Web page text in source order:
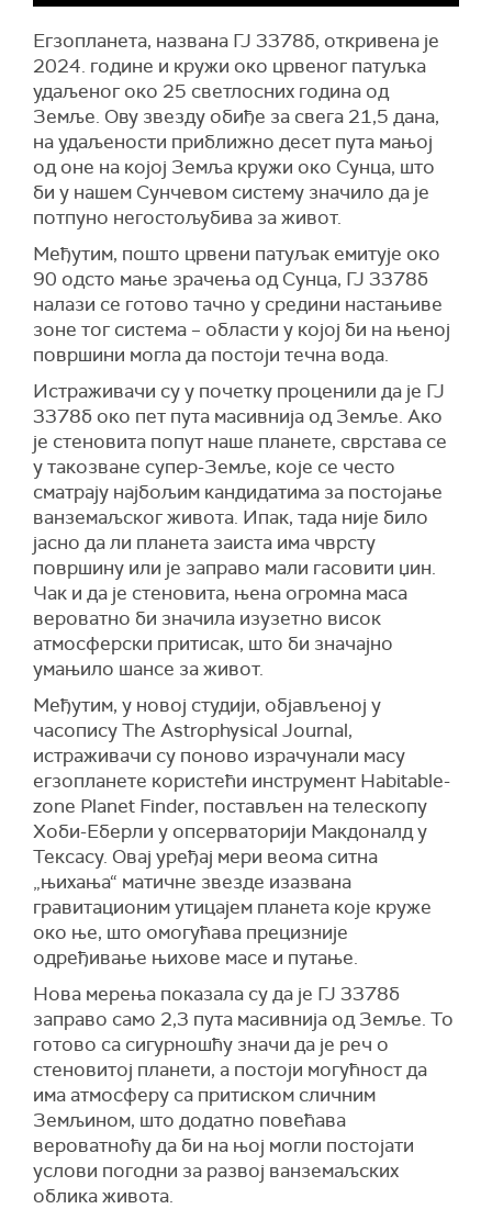
Егзопланета, названа ГЈ 3378б, откривена је
2024. године и кружи око црвеног патуљка
удаљеног око 25 светлосних година од
Земље. Ову звезду обиђе за свега 21,5 дана,
на удаљености приближно десет пута мањој
од оне на којој Земља кружи око Сунца, што
би у нашем Сунчевом систему значило да је
потпуно негостољубива за живот.
Међутим, пошто црвени патуљак емитује око
90 одсто мање зрачења од Сунца, ГЈ 3378б
налази се готово тачно у средини настањиве
зоне тог система – области у којој би на њеној
површини могла да постоји течна вода.
Истраживачи су у почетку проценили да је ГЈ
3378б око пет пута масивнија од Земље. Ако
је стеновита попут наше планете, сврстава се
у такозване супер-Земље, које се често
сматрају најбољим кандидатима за постојање
ванземаљског живота. Ипак, тада није било
јасно да ли планета заиста има чврсту
површину или је заправо мали гасовити џин.
Чак и да је стеновита, њена огромна маса
вероватно би значила изузетно висок
атмосферски притисак, што би значајно
умањило шансе за живот.
Међутим, у новој студији, објављеној у
часопису The Astrophysical Journal,
истраживачи су поново израчунали масу
егзопланете користећи инструмент Habitable-
zone Planet Finder, постављен на телескопу
Хоби-Еберли у опсерваторији Макдоналд у
Тексасу. Овај уређај мери веома ситна
„њихања“ матичне звезде изазвана
гравитационим утицајем планета које круже
око ње, што омогућава прецизније
одређивање њихове масе и путање.
Нова мерења показала су да је ГЈ 3378б
заправо само 2,3 пута масивнија од Земље. То
готово са сигурношћу значи да је реч о
стеновитој планети, а постоји могућност да
има атмосферу са притиском сличним
Земљином, што додатно повећава
вероватноћу да би на њој могли постојати
услови погодни за развој ванземаљских
облика живота.